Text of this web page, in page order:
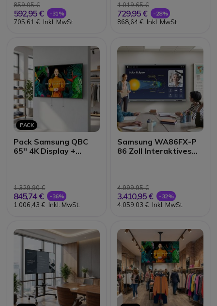
859,05 €
592,95 € -31%
705,61 € Inkl. MwSt.
1.019,65 €
729,95 € -28%
868,64 € Inkl. MwSt.
PACK
Pack Samsung QBC
65'' 4K Display +
1.329,90 €
845,74 € -36%
1.006,43 € Inkl. MwSt.
Samsung WA86FX-P
86 Zoll Interaktives
4.999,95 €
3.410,95 € -32%
4.059,03 € Inkl. MwSt.